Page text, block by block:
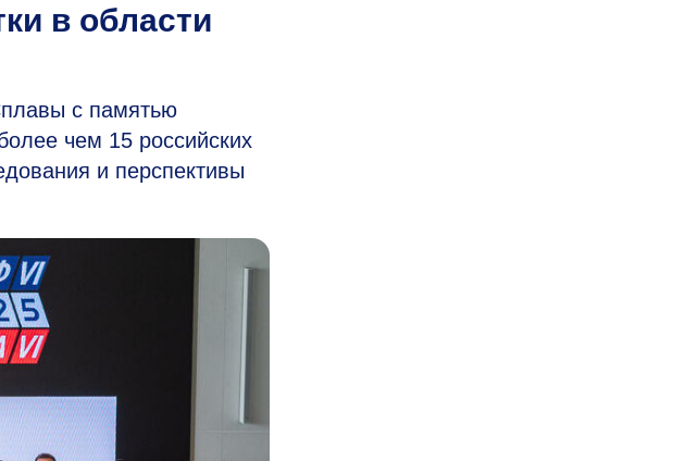
в области
с памятью
чем 15 российских
и перспективы